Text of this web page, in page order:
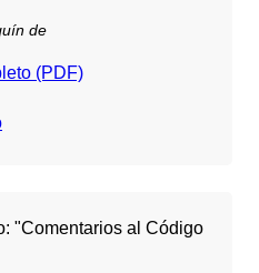
de
(PDF)
"Comentarios al Código